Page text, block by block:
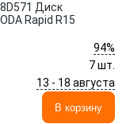
Диск
Rapid R15
94%
7 шт.
13 - 18 августа
В корзину